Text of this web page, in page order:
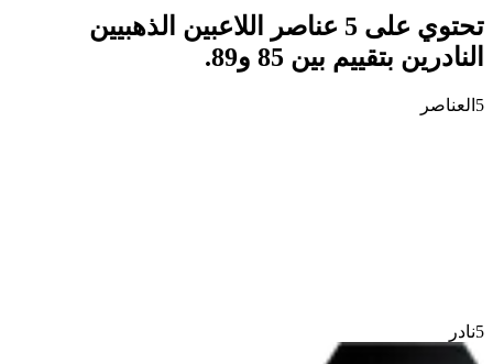
تحتوي على 5 عناصر اللاعبين الذهبيين
النادرين بتقييم بين 85 و89.
5 العناصر
5نادر